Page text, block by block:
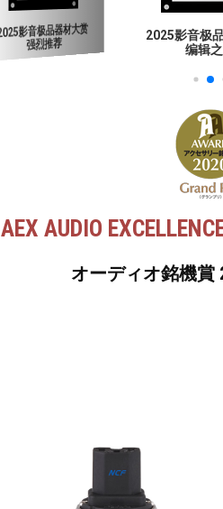
2025影音极品器材大赏
编辑之选
2025影音极
黄金卓
AEX AUDIO
オーディオ銘機賞